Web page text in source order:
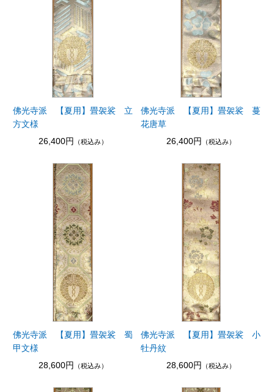
佛光寺派 【夏用】畳袈裟 立
方文様
26,400円
（税込み）
佛光寺派 【夏用】畳袈裟 蔓
花唐草
26,400円
（税込み）
佛光寺派 【夏用】畳袈裟 蜀
甲文様
28,600円
（税込み）
佛光寺派 【夏用】畳袈裟 小
牡丹紋
28,600円
（税込み）